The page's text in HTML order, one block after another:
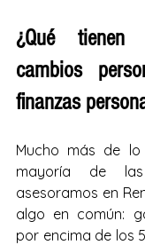
¿Qué
cambios
finanzas
Mucho más de lo
mayoría de
asesoramos en
algo en común:
por encima de los